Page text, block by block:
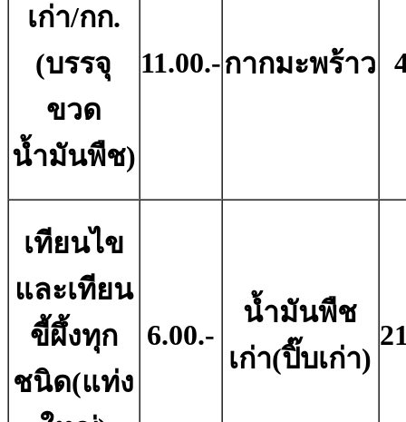
เก่า/กก.
(บรรจุ
ขวด
น้ำมันพืช)
11.00.-กากมะพร้าว
เทียนไข
และเทียน
ขี้ผึ้งทุก
ชนิด(แท่ง
6.00.-
น้ำมันพืช
เก่า(ปิ๊บเก่า)